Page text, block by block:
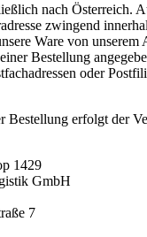
nach Österreich.
zwingend
Ware von unserem
Bestellung
oder
Bestellung erfolgt der
1429
GmbH
7